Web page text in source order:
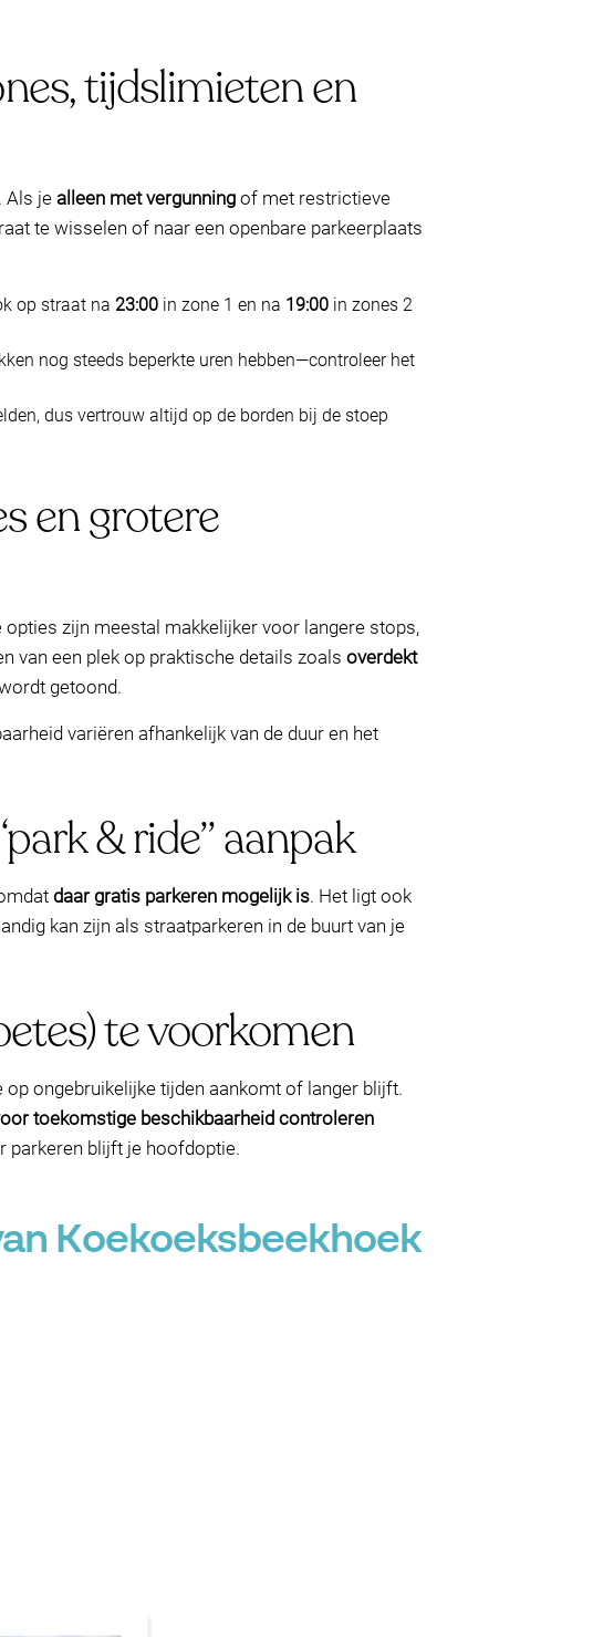
tijdslimieten en
Als je alleen met vergunning of met restrictieve
te wisselen of naar een openbare parkeerplaats
op straat na 23:00 in zone 1 en na 19:00 in zones 2
nog steeds beperkte uren hebben—controleer het
dus vertrouw altijd op de borden bij de stoep
en grotere
opties zijn meestal makkelijker voor langere stops,
van een plek op praktische details zoals overdekt
getoond.
variëren afhankelijk van de duur en het
& ride” aanpak
daar gratis parkeren mogelijk is. Het ligt ook
kan zijn als straatparkeren in de buurt van je
te voorkomen
ongebruikelijke tijden aankomt of langer blijft.
toekomstige beschikbaarheid controleren
parkeren blijft je hoofdoptie.
Koekoeksbeekhoek